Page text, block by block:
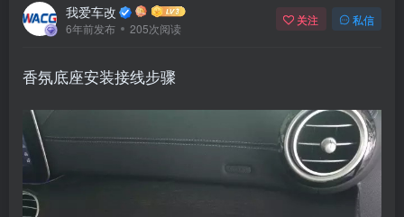
我爱车改
6年前发布 205次阅读
关注 私信
香氛底座安装接线步骤